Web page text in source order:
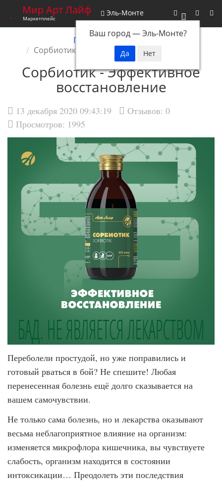
0
Мир Арт Лайф
Маркетплейс
Эль-Монте
Ваш город —Эль-Монте?
Главная
Новости
Сорбиотик - Эффективное восстановление
Сорбиотик - Эффективное
восстановление
13 декабря 2020 09:43:19 Отзывов: 0
Просмотров: 1995
Переболели простудой, но уже поправились и
готовый рваться в бой? Не спешите! Любая
перенесенная болезнь ещё долго сказывается на
вашем самочувствии.
Не только сама болезнь, но и лекарства оказывают
весьма неблагоприятное влияние на организм:
изменяется микрофлора кишечника, вы чувствуете
слабость, организм находится в состоянии
интоксикации… Преодолеть эти последствия